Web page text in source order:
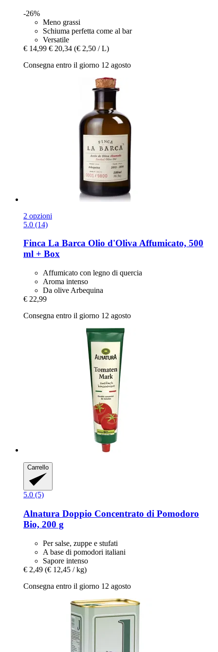
-26%
Meno grassi
Schiuma perfetta come al bar
Versatile
€ 14,99 € 20,34 (€ 2,50 / L)
Consegna entro il giorno 12 agosto
2 opzioni
5.0 (14)
Finca La Barca Olio d'Oliva Affumicato, 500
ml + Box
Affumicato con legno di quercia
Aroma intenso
Da olive Arbequina
€ 22,99
Consegna entro il giorno 12 agosto
Carrello
5.0 (5)
Alnatura Doppio Concentrato di Pomodoro
Bio, 200 g
Per salse, zuppe e stufati
A base di pomodori italiani
Sapore intenso
€ 2,49 (€ 12,45 / kg)
Consegna entro il giorno 12 agosto